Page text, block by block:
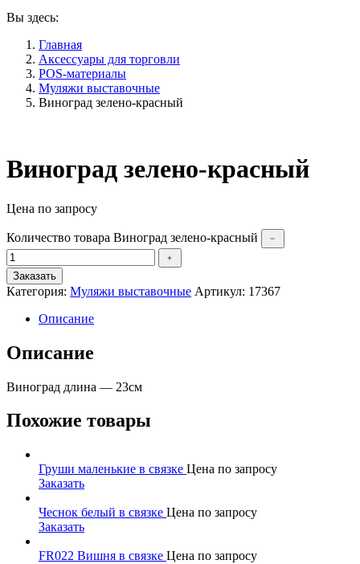
Вы здесь:
Главная
Аксессуары для торговли
POS-материалы
Муляжи выставочные
Виноград зелено-красный
Виноград зелено-красный
Цена по запросу
Количество товара Виноград зелено-красный
﹣
﹢
Заказать
Категория: Муляжи выставочные Артикул: 17367
Описание
Описание
Виноград длина — 23см
Похожие товары
Груши маленькие в связке Цена по запросу
Заказать
Чеснок белый в связке Цена по запросу
Заказать
FR022 Вишня в связке Цена по запросу